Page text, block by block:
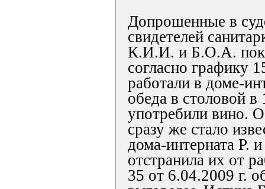
Допрошенные в
свидетелей
К.И.И. и Б.О.А.
согласно графику
работали в доме-
обеда в столовой
употребили вино.
сразу же стало
дома-интерната Р.
отстранила их от
35 от 6.04.2009 г.